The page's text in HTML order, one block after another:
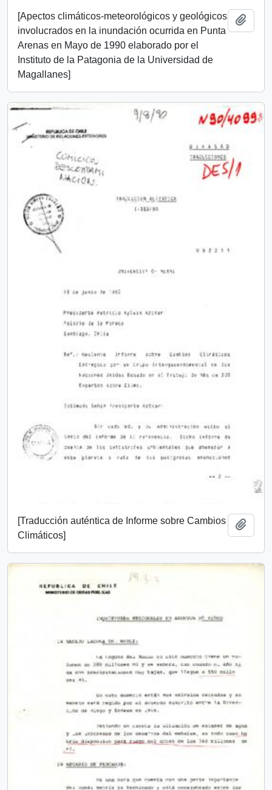
[Apectos climáticos-meteorológicos y geológicos
involucrados en la inundación ocurrida en Punta
Arenas en Mayo de 1990 elaborado por el
Instituto de la Patagonia de la Universidad de
Magallanes]
[Traducción auténtica de Informe sobre Cambios
Climáticos]